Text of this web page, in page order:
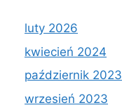
luty 2026
kwiecień 2024
październik 2023
wrzesień 2023